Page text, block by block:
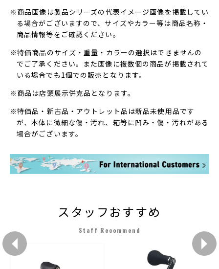
※商品画像は製品シリーズの代表イメージ画像を掲載してい
る場合がございますので、サイズやカラー等は商品名称・
商品情報等をご確認ください。
※特価商品のサイズ・重量・カラーの選択はできませんの
でご了承ください。また画像に複数個の商品が掲載されて
いる場合でも1個での販売となります。
※商品は店頭展示併売品となります。
※特価品・新古品・アウトレット品は新品未使用品です
が、本体に微細な傷・汚れ、箱等に凹み・傷・汚れがある
場合がございます。
スタッフおすすめ
Staff Recommend